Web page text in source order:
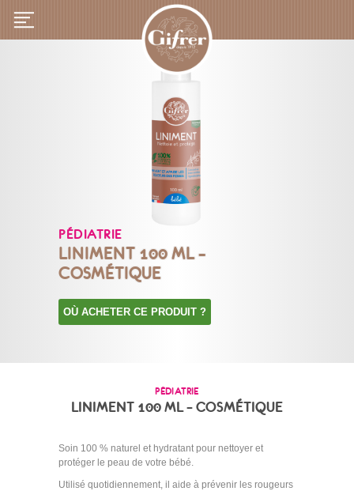
PÉDIATRIE
LINIMENT 100 ML –
COSMÉTIQUE
OÙ ACHETER CE PRODUIT ?
PÉDIATRIE
LINIMENT 100 ML – COSMÉTIQUE
Soin 100 % naturel et hydratant pour nettoyer et
protéger le peau de votre bébé.
Utilisé quotidiennement, il aide à prévenir les rougeurs